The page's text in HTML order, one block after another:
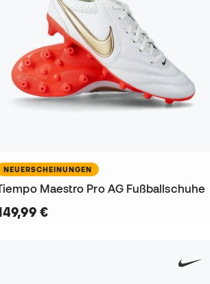
NEUERSCHEINUNGEN
Maestro Pro AG Fußballschuhe
€